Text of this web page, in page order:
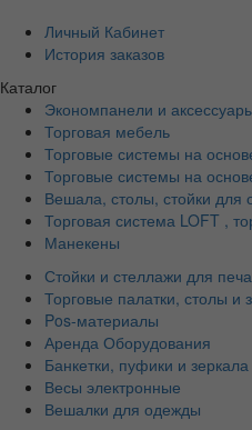
Личный Кабинет
История заказов
Каталог
Экономпанели и
Торговая мебель
Торговые системы на
Торговые системы на
Вешала, столы, стойки
Торговая система LOFT ,
Манекены
Стойки и стеллажи для
Торговые палатки, столы и
Pos-материалы
Аренда Оборудования
Банкетки, пуфики и зеркала
Весы электронные
Вешалки для одежды